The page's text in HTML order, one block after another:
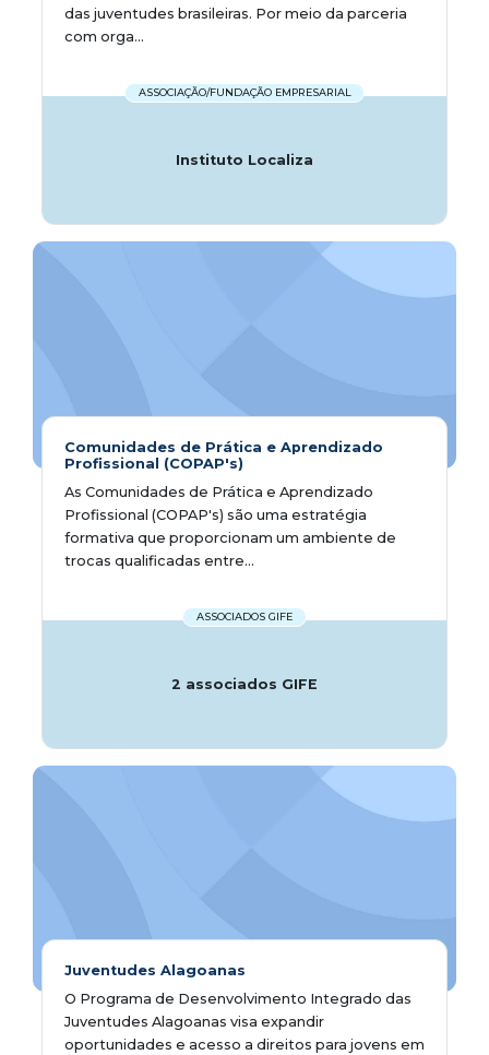
das juventudes brasileiras. Por meio da parceria
com orga...
ASSOCIAÇÃO/FUNDAÇÃO EMPRESARIAL
Instituto Localiza
Comunidades de Prática e Aprendizado
Profissional (COPAP's)
As Comunidades de Prática e Aprendizado
Profissional (COPAP's) são uma estratégia
formativa que proporcionam um ambiente de
trocas qualificadas entre...
ASSOCIADOS GIFE
2 associados GIFE
Juventudes Alagoanas
O Programa de Desenvolvimento Integrado das
Juventudes Alagoanas visa expandir
oportunidades e acesso a direitos para jovens em